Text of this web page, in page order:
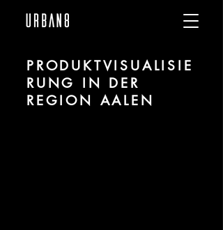
PRODUKTVISUALISIE
RUNG IN DER
REGION AALEN